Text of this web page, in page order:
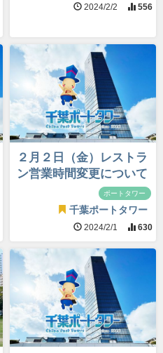
2024/2/2 556
２月２日（金）レストラ
ン営業時間変更について
ポートタワー
千葉ポートタワー
2024/2/1 630